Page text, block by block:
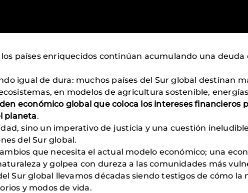
países enriquecidos continúan acumulando una deuda
igual de dura: muchos países del Sur global destinan
en modelos de agricultura sostenible,
económico global que coloca los intereses financieros
planeta.
sino un imperativo de justicia y una cuestión
del Sur global.
que necesita el actual modelo económico; una
y golpea con dureza a las comunidades más
Sur global llevamos décadas siendo testigos de cómo la
y modos de vida.